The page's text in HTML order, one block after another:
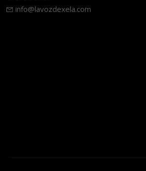
info@lavozdexela.com